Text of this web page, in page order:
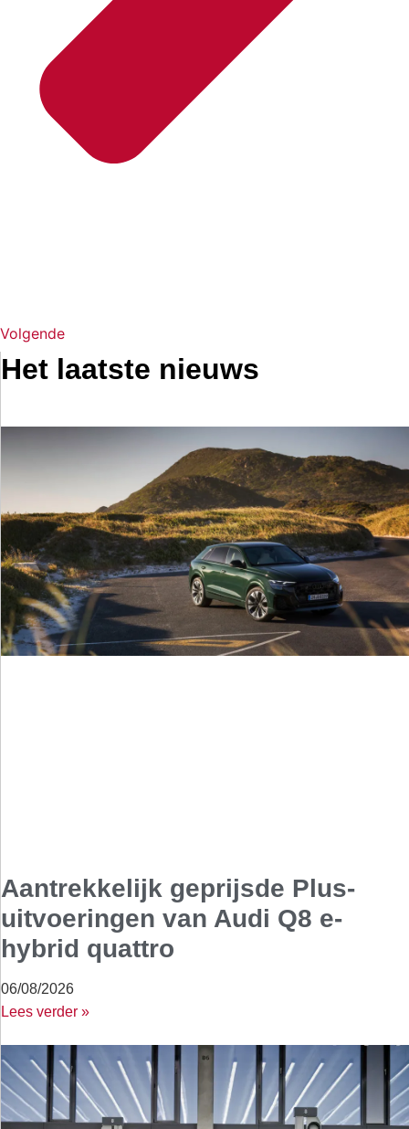
Volgende
Het laatste nieuws
Aantrekkelijk geprijsde Plus-
uitvoeringen van Audi Q8 e-
hybrid quattro
06/08/2026
Lees verder »